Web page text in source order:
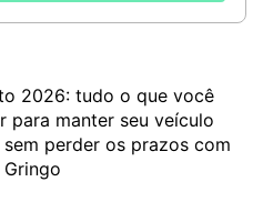
2026: tudo o que você
para manter seu veículo
perder os prazos com